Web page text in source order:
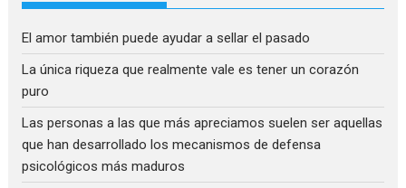
El amor también puede ayudar a sellar el pasado
La única riqueza que realmente vale es tener un corazón
puro
Las personas a las que más apreciamos suelen ser aquellas
que han desarrollado los mecanismos de defensa
psicológicos más maduros